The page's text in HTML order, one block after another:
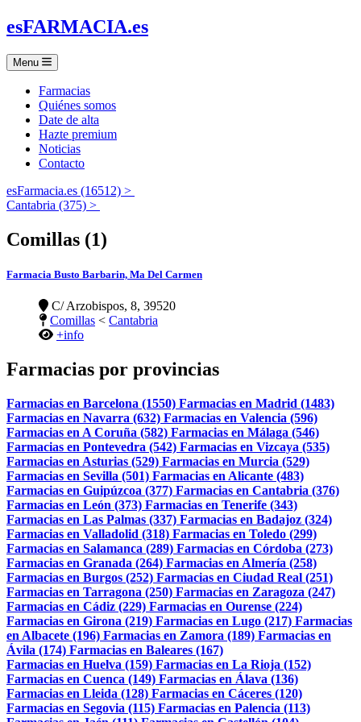
esFARMACIA.es
Menu
Farmacias
Quiénes somos
Date de alta
Hazte premium
Noticias
Contacto
esFarmacia.es (16512) >
Cantabria (375) >
Comillas (1)
Farmacia Busto Barbarin, Ma Del Carmen
C/ Arzobispos, 8, 39520
Comillas < Cantabria
+info
Farmacias por provincias
Farmacias en Barcelona (1550) Farmacias en Madrid (1483)
Farmacias en Navarra (632) Farmacias en Valencia (596)
Farmacias en A Coruña (582) Farmacias en Málaga (546)
Farmacias en Pontevedra (542) Farmacias en Vizcaya (535)
Farmacias en Asturias (529) Farmacias en Murcia (529)
Farmacias en Sevilla (501) Farmacias en Alicante (483)
Farmacias en Guipúzcoa (377) Farmacias en Cantabria (376)
Farmacias en León (373) Farmacias en Tenerife (343)
Farmacias en Las Palmas (337) Farmacias en Badajoz (324)
Farmacias en Valladolid (318) Farmacias en Toledo (299)
Farmacias en Salamanca (289) Farmacias en Córdoba (273)
Farmacias en Granada (264) Farmacias en Almería (258)
Farmacias en Burgos (252) Farmacias en Ciudad Real (251)
Farmacias en Tarragona (250) Farmacias en Zaragoza (247)
Farmacias en Cádiz (229) Farmacias en Ourense (224)
Farmacias en Girona (219) Farmacias en Lugo (217) Farmacias
en Albacete (196) Farmacias en Zamora (189) Farmacias en
Ávila (174) Farmacias en Baleares (167)
Farmacias en Huelva (159) Farmacias en La Rioja (152)
Farmacias en Cuenca (149) Farmacias en Álava (136)
Farmacias en Lleida (128) Farmacias en Cáceres (120)
Farmacias en Segovia (115) Farmacias en Palencia (113)